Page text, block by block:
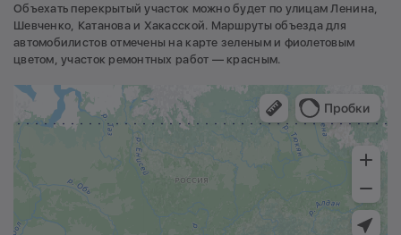
Объехать перекрытый участок можно будет по улицам Ленина,
Шевченко, Катанова и Хакасской. Маршруты объезда для
автомобилистов отмечены на карте зеленым и фиолетовым
цветом, участок ремонтных работ — красным.